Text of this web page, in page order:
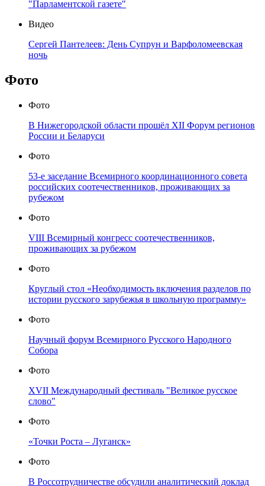
"Парламентской газете"
Видео
Сергей Пантелеев: День Супрун и Варфоломеевская
ночь
Фото
Фото
В Нижегородской области прошёл XII Форум регионов
России и Беларуси
Фото
53-е заседание Всемирного координационного совета
российских соотечественников, проживающих за
рубежом
Фото
VIII Всемирный конгресс соотечественников,
проживающих за рубежом
Фото
Круглый стол «Необходимость включения разделов по
истории русского зарубежья в школьную программу»
Фото
Научный форум Всемирного Русского Народного
Собора
Фото
XVII Международный фестиваль "Великое русское
слово"
Фото
«Точки Роста – Луганск»
Фото
В Россотрудничестве обсудили аналитический доклад